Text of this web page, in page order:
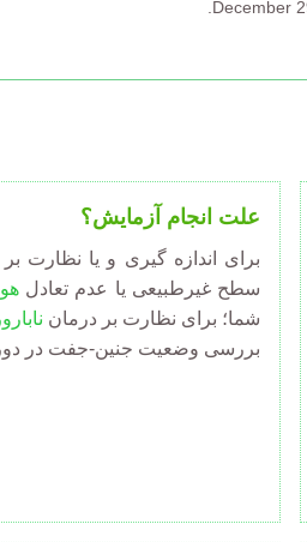
علت انجام آزمایش؟
برای اندازه گیری و یا
سطح غیرطبیعی یا عدم تعادل
شما؛ برای نظارت بر درمان
بررسی وضعیت جنین-جفت در